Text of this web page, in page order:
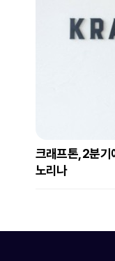
크래프톤, 2분
노리나